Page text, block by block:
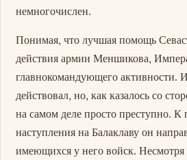
немногочислен.
Понимая, что лучшая помощь
действия армии Меншикова,
главнокомандующего активности.
действовал, но, как казалось со
на самом деле просто преступно. К
наступления на Балаклаву он
имеющихся у него войск.